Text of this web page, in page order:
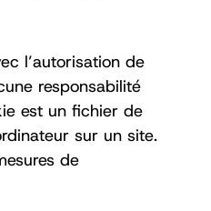
l’autorisation de
responsabilité
est un fichier de
sur un site.
de